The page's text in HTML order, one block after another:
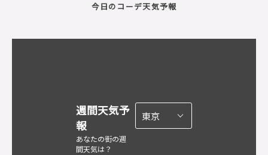
今日のコーデ天気予報
週間天気予
報
あなたの街の週
間天気は？